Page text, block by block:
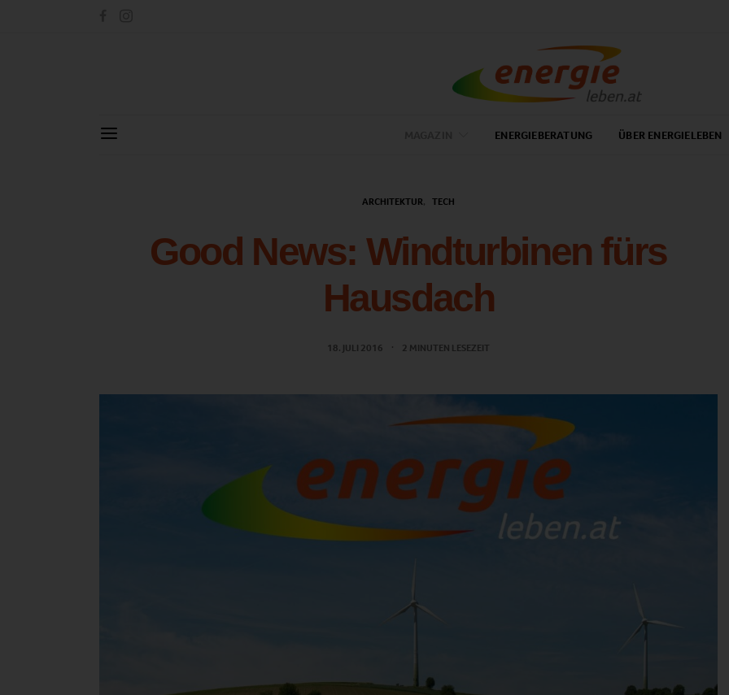
ENERGIEBERATUNG ÜBER ENERGIELEBEN
ARCHITEKTUR TECH
Good News: Windturbinen fürs
Hausdach
18. JULI 2016 2 MINUTEN LESEZEIT